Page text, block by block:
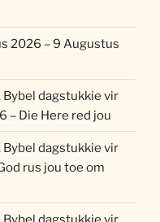
2026 – 9 Augustus
dagstukkie vir
– Die Here red jou
dagstukkie vir
rus jou toe om